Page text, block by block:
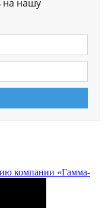
на нашу
компании «Гамма-